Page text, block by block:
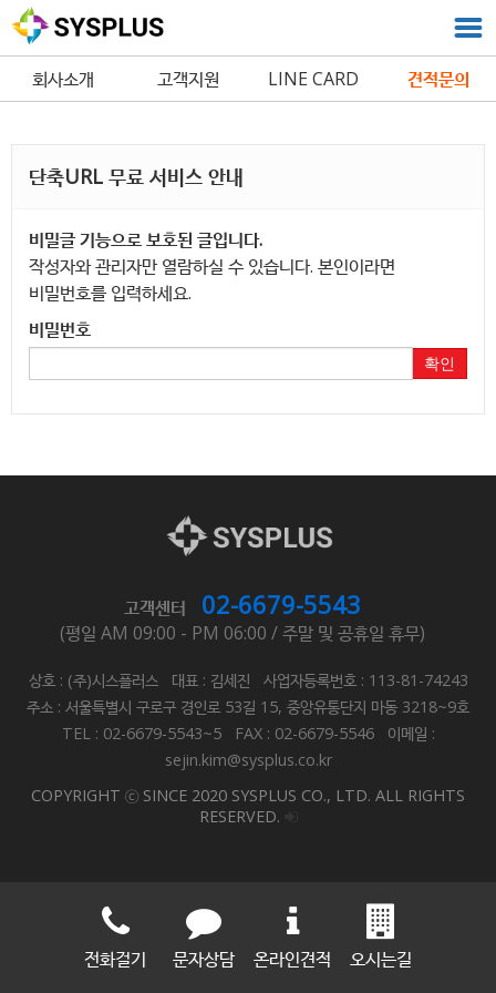
회사소개 고객지원 LINE CARD 견적문의
단축URL 무료 서비스 안내
비밀글 기능으로 보호된 글입니다.
작성자와 관리자만 열람하실 수 있습니다. 본인이라면
비밀번호를 입력하세요.
비밀번호
확인
고객센터 02-6679-5543
(평일 AM 09:00 - PM 06:00 / 주말 및 공휴일 휴무)
상호 : (주)시스플러스 대표 : 김세진 사업자등록번호 : 113-81-74243
주소 : 서울특별시 구로구 경인로 53길 15, 중앙유통단지 마동 3218~9호
TEL : 02-6679-5543~5 FAX : 02-6679-5546 이메일 :
sejin.kim@sysplus.co.kr
COPYRIGHT ⓒ SINCE 2020 SYSPLUS CO., LTD. ALL RIGHTS
RESERVED.
전화걸기 문자상담 온라인견적 오시는길